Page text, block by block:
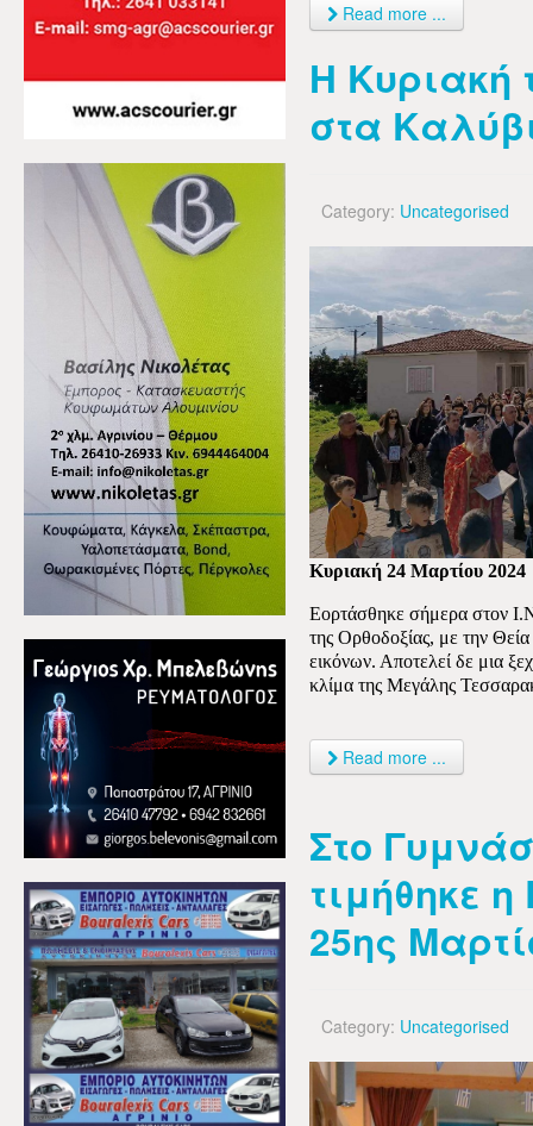
Read more ...
Η Κυριακή
στα
Category: Uncategorised
Κυριακή 24 Μαρτίου 2024
Εορτάσθηκε σήμερα στον
της Ορθοδοξίας, με την
εικόνων. Αποτελεί δε μια
κλίμα της Μεγάλης
Read more ...
Στο
τιμήθηκε η
25ης
Category: Uncategorised